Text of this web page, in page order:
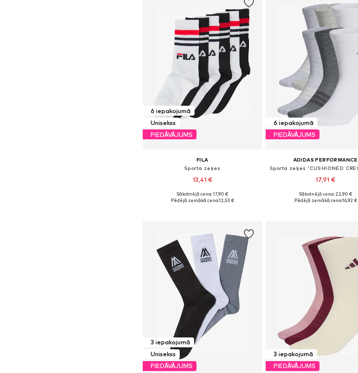
6 iepakojumā
Unisekss
PIEDĀVĀJUMS
FILA
Sporta zeķes
13,41 €
Pieejamie izmēri: 35-38, 39-42, 43-46
Sākotnējā cena: 17,90 €
Pēdējā zemākā cena:12,53 €
6 iepakojumā
PIEDĀVĀJUMS
ADIDAS PERFORMANCE
17,91 €
+1
Pieejams daudzos izmēros
Sākotnējā cena: 22,90 €
Pēdējā zemākā cena:16,92 €
3 iepakojumā
Unisekss
PIEDĀVĀJUMS
3 iepakojumā
PIEDĀVĀJUMS